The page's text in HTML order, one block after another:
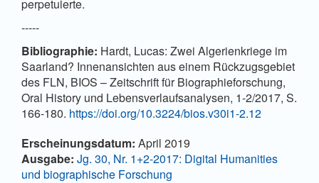
perpetuierte.
-----
Bibliographie: Hardt, Lucas: Zwei Algerienkriege im
Saarland? Innenansichten aus einem Rückzugsgebiet
des FLN, BIOS – Zeitschrift für Biographieforschung,
Oral History und Lebensverlaufsanalysen, 1-2/2017, S.
166-180. https://doi.org/10.3224/bios.v30i1-2.12
Artikel-
Details
Erscheinungsdatum: April 2019
Ausgabe: Jg. 30, Nr. 1+2-2017: Digital Humanities
und biographische Forschung